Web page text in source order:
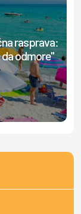
rasprava:
odmore"